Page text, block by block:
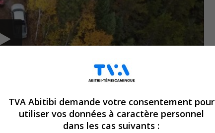
TVA Abitibi demande votre consentement pour
utiliser vos données à caractère personnel
dans les cas suivants :